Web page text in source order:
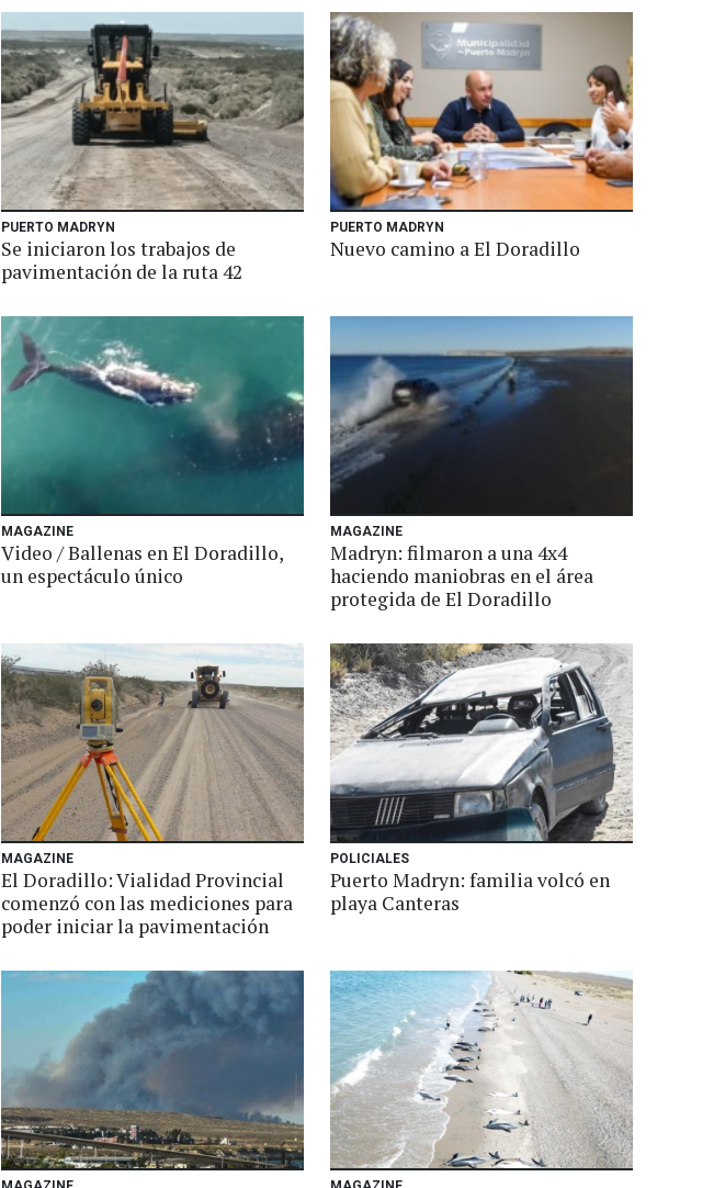
PUERTO MADRYN
Se iniciaron los trabajos de
pavimentación de la ruta 42
PUERTO MADRYN
Nuevo camino a El Doradillo
MAGAZINE
Video / Ballenas en El Doradillo,
un espectáculo único
MAGAZINE
Madryn: filmaron a una 4x4
haciendo maniobras en el área
protegida de El Doradillo
MAGAZINE
El Doradillo: Vialidad Provincial
comenzó con las mediciones para
poder iniciar la pavimentación
POLICIALES
Puerto Madryn: familia volcó en
playa Canteras